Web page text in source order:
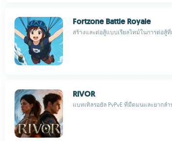
Fortzone Battle Royale
สร้างและต่อสู้แบบเรียลไทม์ในการต่อสู้
RIVOR
แบทเทิลรอยัล PvPvE ที่มืดมนและยากล